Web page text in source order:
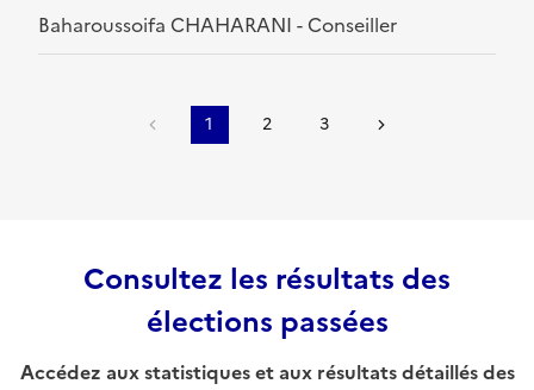
Baharoussoifa CHAHARANI - Conseiller
1 2 3
Consultez les résultats des
élections passées
Accédez aux statistiques et aux résultats détaillés des